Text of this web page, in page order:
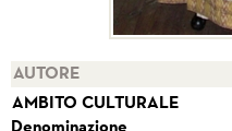
AUTORE
AMBITO CULTURALE
Denominazione